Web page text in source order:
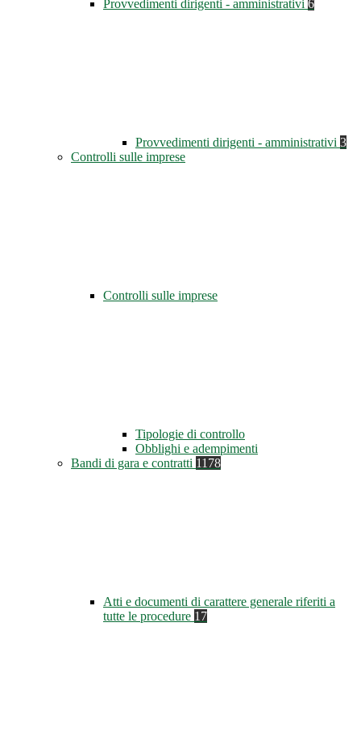
Provvedimenti dirigenti - amministrativi 6
Provvedimenti dirigenti - amministrativi 3
Controlli sulle imprese
Controlli sulle imprese
Tipologie di controllo
Obblighi e adempimenti
Bandi di gara e contratti 1178
Atti e documenti di carattere generale riferiti a
tutte le procedure 17